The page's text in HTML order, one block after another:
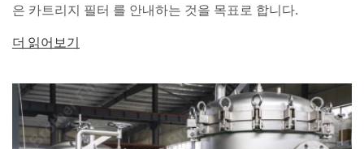
은 카트리지 필터 를 안내하는 것을 목표로 합니다.
더 읽어보기